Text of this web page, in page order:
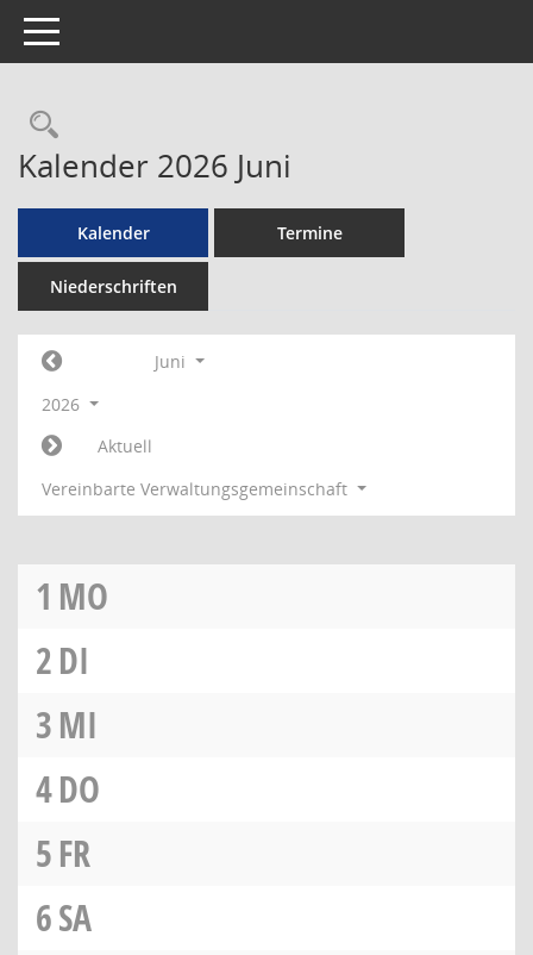
Toggle navigation
Rechercheauswahl
Kalender 2026 Juni
Kalender Termine
Niederschriften
Juni
2026
Aktuell
Vereinbarte Verwaltungsgemeinschaft
1 MO
2DI
3MI
4DO
5FR
6SA